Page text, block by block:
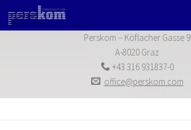
Zum Inhalt springen
Perskom – Köflacher Gasse 9
A-8020 Graz
+43 316 931837-0
office@perskom.com